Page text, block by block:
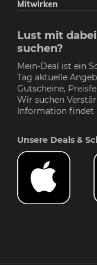
Mitwirken
Lust mit
suchen?
Mein-Deal ist ein
Tag aktuelle
Gutscheine,
Wir suchen
Information findet
Unsere Deals &